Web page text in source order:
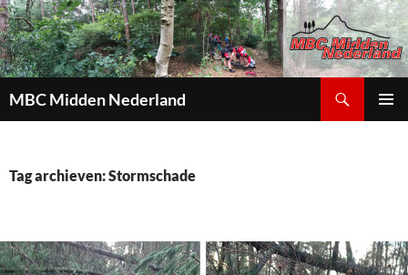
MBC Midden Nederland
INHOUD
Tag archieven: Stormschade